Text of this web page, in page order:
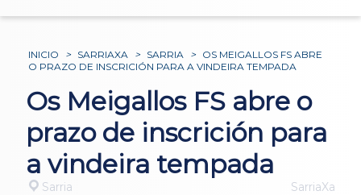
INICIO > SARRIAXA > SARRIA > OS MEIGALLOS FS ABRE
O PRAZO DE INSCRICIÓN PARA A VINDEIRA TEMPADA
Os Meigallos FS abre o
prazo de inscrición para
a vindeira tempada
Sarria SarriaXa